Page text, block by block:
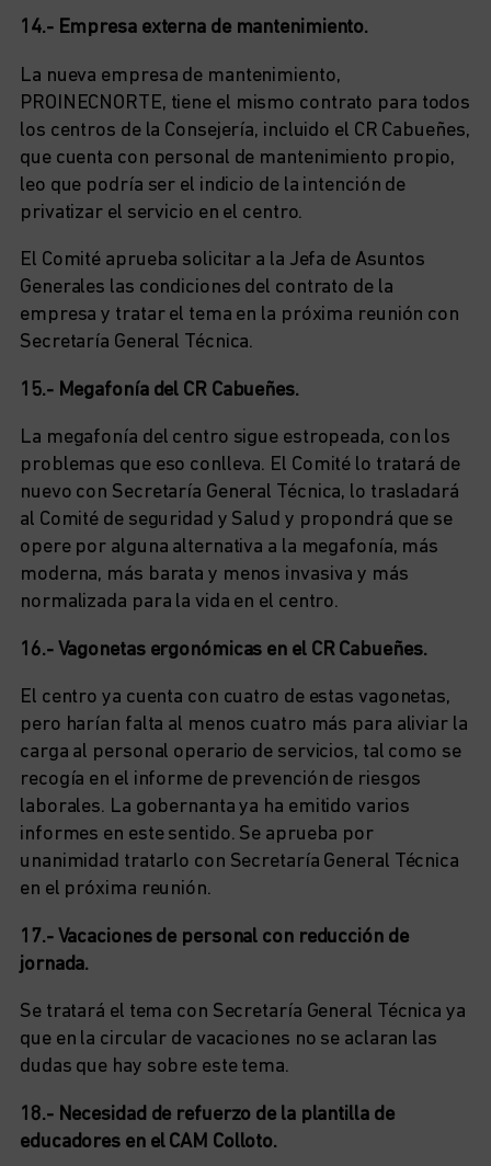
14.- Empresa externa de mantenimiento.
La nueva empresa de mantenimiento,
PROINECNORTE, tiene el mismo contrato para todos
los centros de la Consejería, incluido el CR Cabueñes,
que cuenta con personal de mantenimiento propio,
leo que podría ser el indicio de la intención de
privatizar el servicio en el centro.
El Comité aprueba solicitar a la Jefa de Asuntos
Generales las condiciones del contrato de la
empresa y tratar el tema en la próxima reunión con
Secretaría General Técnica.
15.- Megafonía del CR Cabueñes.
La megafonía del centro sigue estropeada, con los
problemas que eso conlleva. El Comité lo tratará de
nuevo con Secretaría General Técnica, lo trasladará
al Comité de seguridad y Salud y propondrá que se
opere por alguna alternativa a la megafonía, más
moderna, más barata y menos invasiva y más
normalizada para la vida en el centro.
16.- Vagonetas ergonómicas en el CR Cabueñes.
El centro ya cuenta con cuatro de estas vagonetas,
pero harían falta al menos cuatro más para aliviar la
carga al personal operario de servicios, tal como se
recogía en el informe de prevención de riesgos
laborales. La gobernanta ya ha emitido varios
informes en este sentido. Se aprueba por
unanimidad tratarlo con Secretaría General Técnica
en el próxima reunión.
17.- Vacaciones de personal con reducción de
jornada.
Se tratará el tema con Secretaría General Técnica ya
que en la circular de vacaciones no se aclaran las
dudas que hay sobre este tema.
18.- Necesidad de refuerzo de la plantilla de
educadores en el CAM Colloto.